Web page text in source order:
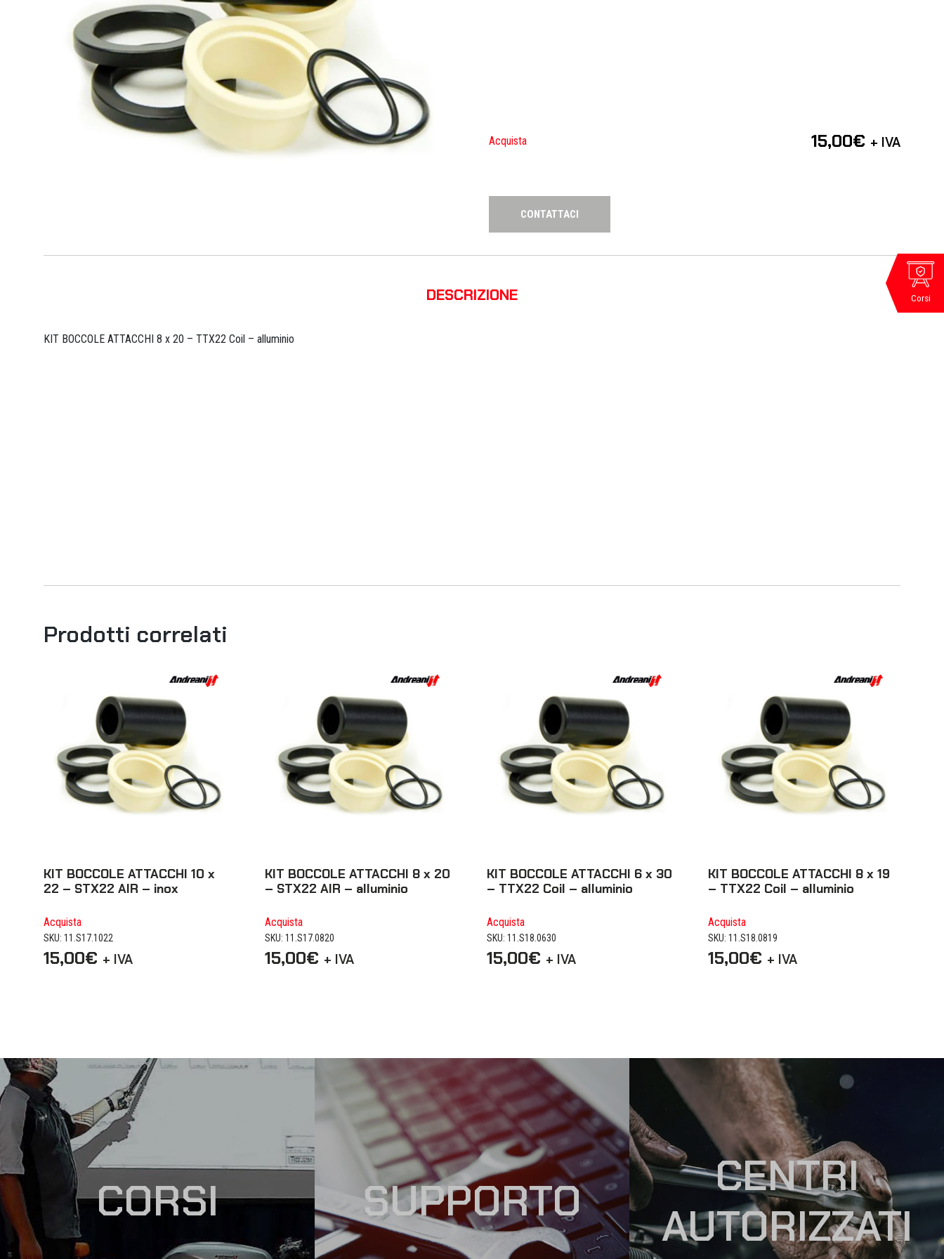
Acquista 15,00€ + IVA
CONTATTACI
DESCRIZIONE
KIT BOCCOLE ATTACCHI 8 x 20 – TTX22 Coil – alluminio
Prodotti correlati
KIT BOCCOLE ATTACCHI 10 x
22 – STX22 AIR – inox
Acquista
SKU: 11.S17.1022
15,00€ + IVA
KIT BOCCOLE ATTACCHI 8 x 20
– STX22 AIR – alluminio
Acquista
SKU: 11.S17.0820
15,00€ + IVA
KIT BOCCOLE ATTACCHI 6 x 30
– TTX22 Coil – alluminio
Acquista
SKU: 11.S18.0630
15,00€ + IVA
KIT BOCCOLE ATTACCHI 8 x 19
– TTX22 Coil – alluminio
Acquista
SKU: 11.S18.0819
15,00€ + IVA
CORSI SUPPORTO
CENTRI
AUTORIZZATI
Corsi